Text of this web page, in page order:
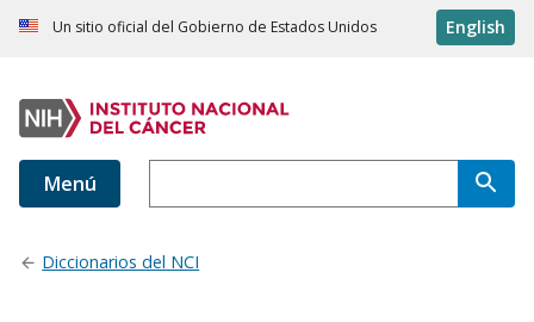
Un sitio oficial del Gobierno de Estados Unidos English
Menú
Diccionarios del NCI